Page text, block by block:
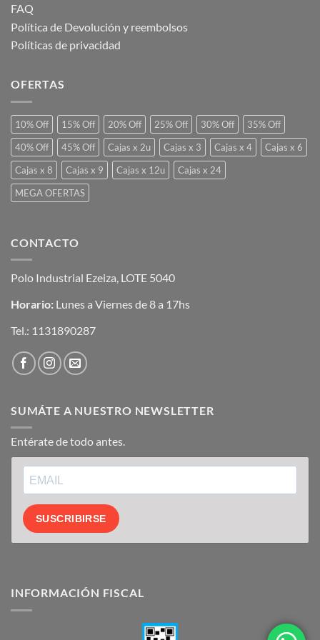
FAQ
Política de Devolución y reembolsos
Políticas de privacidad
OFERTAS
10% Off 15% Off 20% Off 25% Off 30% Off
35% Off
40% Off
45% Off Cajas x 2u Cajas x 3 Cajas x 4
Cajas x 6
Cajas x 8
Cajas x 9 Cajas x 12u
Cajas x 24
MEGA OFERTAS
CONTACTO
Polo Industrial Ezeiza, LOTE 5040
Horario: Lunes a Viernes de 8 a 17hs
Tel.: 1131890287
SUMÁTE A NUESTRO NEWSLETTER
Entérate de todo antes.
SUSCRIBIRSE
INFORMACIÓN FISCAL